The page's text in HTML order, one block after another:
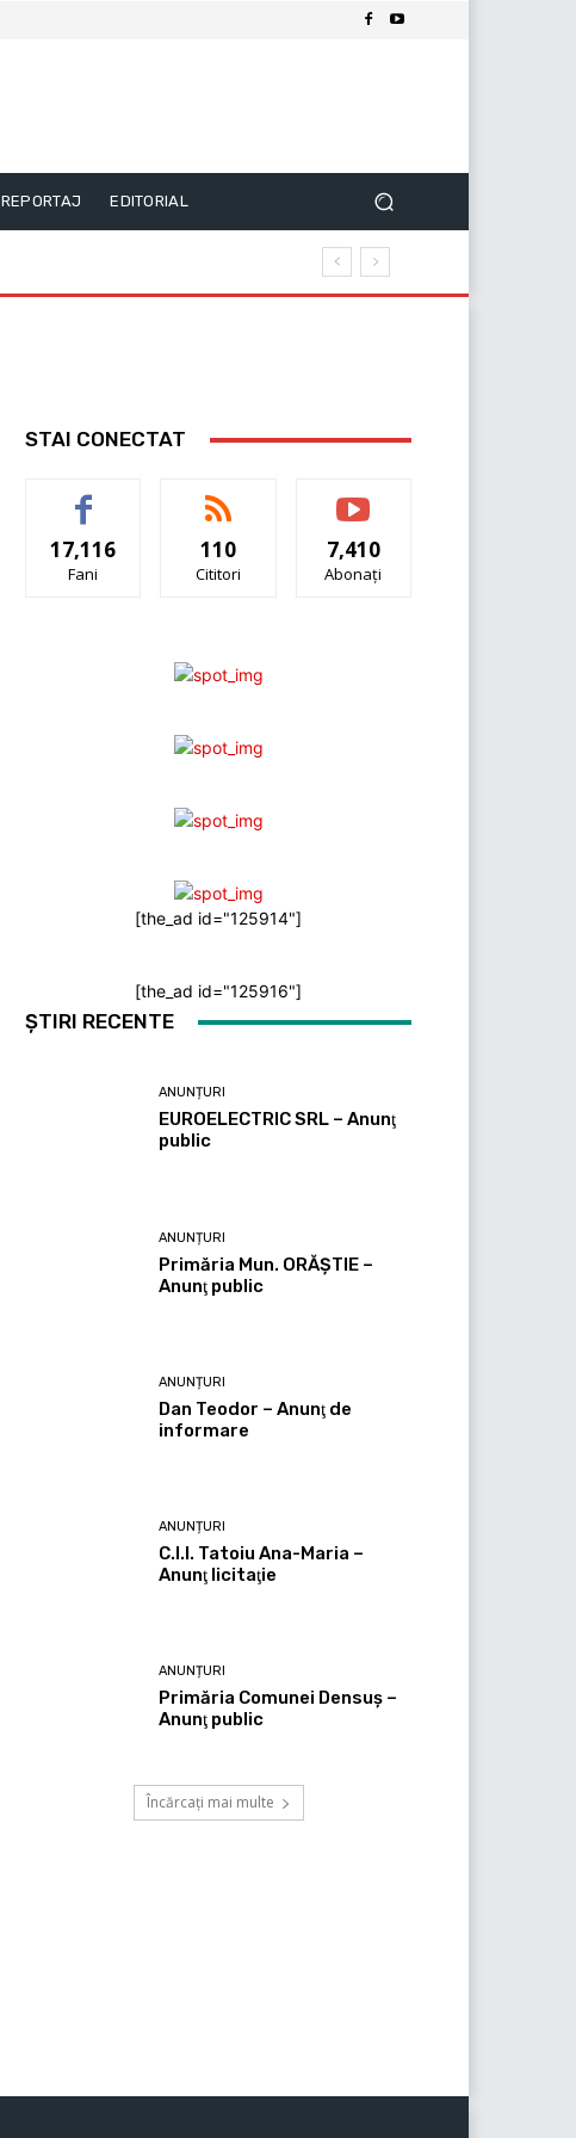
REPORTAJ EDITORIAL
STAI CONECTAT
17,116
Fani
110
Cititori
7,410
Abonați
[the_ad id="125914"]
[the_ad id="125916"]
ȘTIRI RECENTE
ANUNȚURI
EUROELECTRIC SRL – Anunţ
public
ANUNȚURI
Primăria Mun. ORĂȘTIE –
Anunţ public
ANUNȚURI
Dan Teodor – Anunţ de
informare
ANUNȚURI
C.I.I. Tatoiu Ana-Maria –
Anunţ licitaţie
ANUNȚURI
Primăria Comunei Densuş –
Anunţ public
Încărcați mai multe